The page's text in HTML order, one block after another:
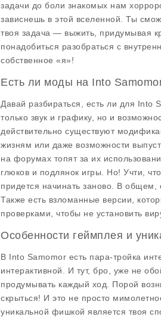
задачи до боли знакомых нам
зависнешь в этой вселенной. Ты
твоя задача — выжить, придумывая
понадобиться разобраться с
собственное «я»!
Есть ли моды на Into
Давай разбираться, есть ли для Into
только звук и графику, но и
действительно существуют
жизням или даже возможности
на форумах топят за их
глюков и подлянок игры. Но! Учти,
придется начинать заново. В общем,
Также есть взломанные версии,
проверками, чтобы не установить
Особенности геймплея и
В Into Samomor есть пара-тройка
интерактивной. И тут, бро, уже не
продумывать каждый ход. Порой
скрыться! И это не просто
уникальной фишкой является твоя